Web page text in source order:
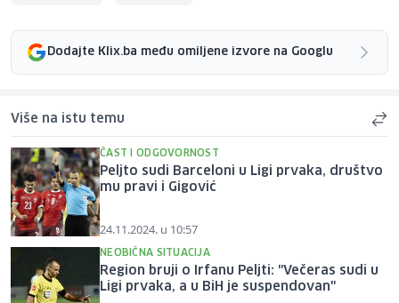
Dodajte Klix.ba među omiljene izvore na Googlu
Više na istu temu
ČAST I ODGOVORNOST
Peljto sudi Barceloni u Ligi prvaka, društvo
mu pravi i Gigović
24.11.2024. u 10:57
NEOBIČNA SITUACIJA
Region bruji o Irfanu Peljti: "Večeras sudi u
Ligi prvaka, a u BiH je suspendovan"